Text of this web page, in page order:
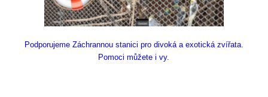
Podporujeme Záchrannou stanici pro divoká a exotická zvířata.
Pomoci můžete i vy.